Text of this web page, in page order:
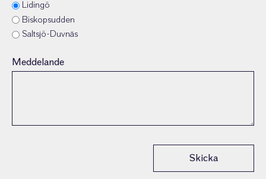
Lidingö
Biskopsudden
Saltsjö-Duvnäs
Meddelande
Skicka